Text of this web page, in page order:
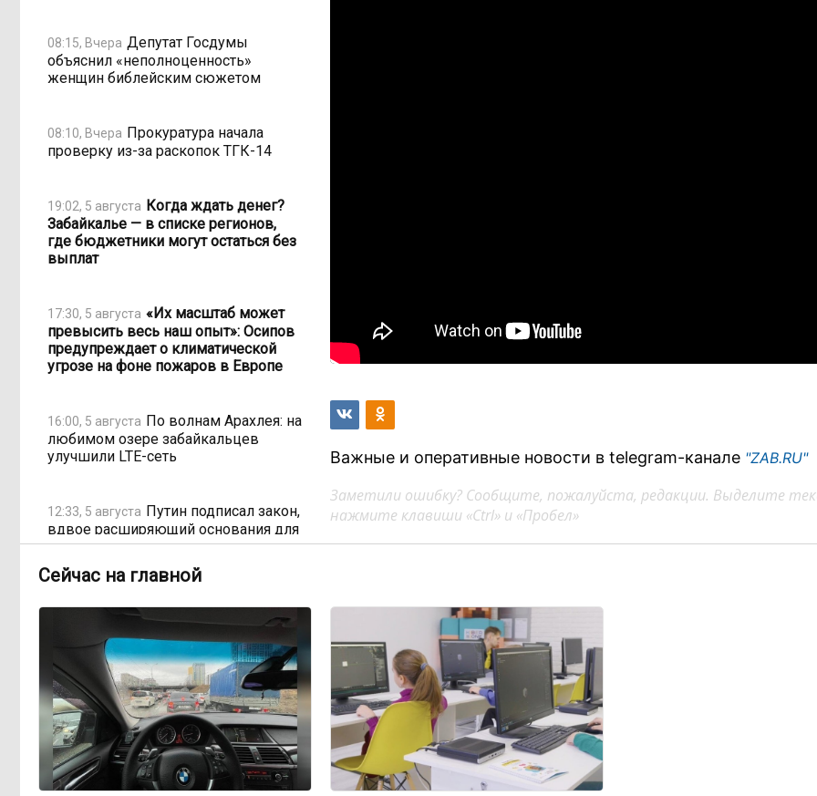
08:15, Вчера Депутат Госдумы
объяснил «неполноценность»
женщин библейским сюжетом
08:10, Вчера Прокуратура начала
проверку из-за раскопок ТГК-14
19:02, 5 августа Когда ждать денег?
Забайкалье — в списке регионов,
где бюджетники могут остаться без
выплат
17:30, 5 августа «Их масштаб может
превысить весь наш опыт»: Осипов
предупреждает о климатической
угрозе на фоне пожаров в Европе
16:00, 5 августа По волнам Арахлея: на
любимом озере забайкальцев
улучшили LTE-сеть
12:33, 5 августа Путин подписал закон,
вдвое расширяющий основания для
выдворения мигрантов
администрация хочет
отремонтировать кабинет за 6,8
миллиона: что скрывает смета?
11:47, 5 августа «Нефтемаркет»
отвечает: региональные власти
неточно изложили ситуацию с
топливным кризисом
Важные и оперативные новости в telegram-канале "ZAB.RU"
Заметили ошибку? Сообщите, пожалуйста, редакции. Выделите
нажмите клавиши «Ctrl» и «Пробел»
Сейчас на главной